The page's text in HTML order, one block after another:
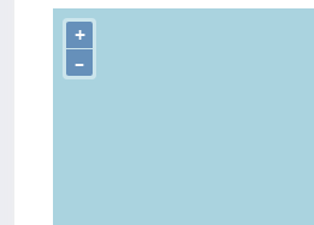
+
–